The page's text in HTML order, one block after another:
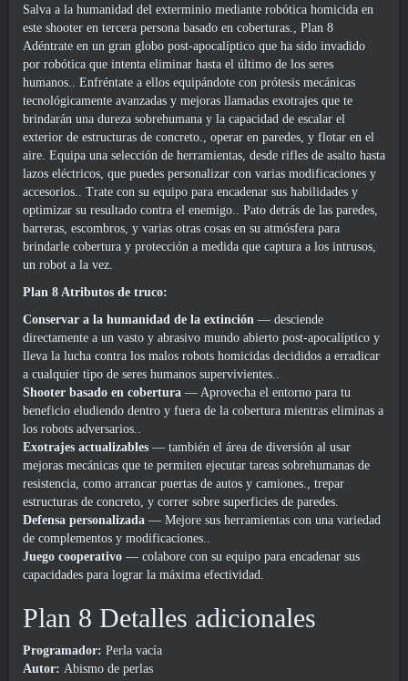
Salva a la humanidad del exterminio mediante robótica homicida en
este shooter en tercera persona basado en coberturas., Plan 8
Adéntrate en un gran globo post-apocalíptico que ha sido invadido
por robótica que intenta eliminar hasta el último de los seres
humanos.. Enfréntate a ellos equipándote con prótesis mecánicas
tecnológicamente avanzadas y mejoras llamadas exotrajes que te
brindarán una dureza sobrehumana y la capacidad de escalar el
exterior de estructuras de concreto., operar en paredes, y flotar en el
aire. Equipa una selección de herramientas, desde rifles de asalto hasta
lazos eléctricos, que puedes personalizar con varias modificaciones y
accesorios.. Trate con su equipo para encadenar sus habilidades y
optimizar su resultado contra el enemigo.. Pato detrás de las paredes,
barreras, escombros, y varias otras cosas en su atmósfera para
brindarle cobertura y protección a medida que captura a los intrusos,
un robot a la vez.
Plan 8 Atributos de truco:
Conservar a la humanidad de la extinción — desciende
directamente a un vasto y abrasivo mundo abierto post-apocalíptico y
lleva la lucha contra los malos robots homicidas decididos a erradicar
a cualquier tipo de seres humanos supervivientes..
Shooter basado en cobertura — Aprovecha el entorno para tu
beneficio eludiendo dentro y fuera de la cobertura mientras eliminas a
los robots adversarios..
Exotrajes actualizables — también el área de diversión al usar
mejoras mecánicas que te permiten ejecutar tareas sobrehumanas de
resistencia, como arrancar puertas de autos y camiones., trepar
estructuras de concreto, y correr sobre superficies de paredes.
Defensa personalizada — Mejore sus herramientas con una variedad
de complementos y modificaciones..
Juego cooperativo — colabore con su equipo para encadenar sus
capacidades para lograr la máxima efectividad.
Plan 8 Detalles adicionales
Programador: Perla vacía
Autor: Abismo de perlas